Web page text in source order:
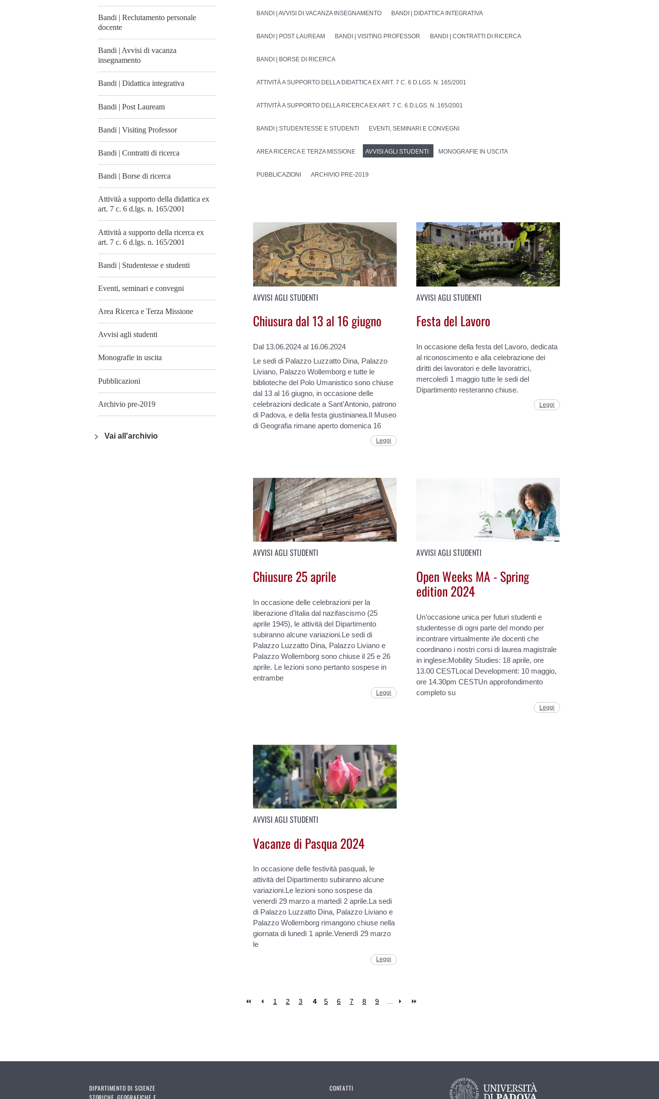
Bandi | Reclutamento personale
docente
Bandi | Avvisi di vacanza
insegnamento
Bandi | Didattica integrativa
Bandi | Post Lauream
Bandi | Visiting Professor
Bandi | Contratti di ricerca
Bandi | Borse di ricerca
Attività a supporto della didattica ex
art. 7 c. 6 d.lgs. n. 165/2001
Attività a supporto della ricerca ex
art. 7 c. 6 d.lgs. n. 165/2001
Bandi | Studentesse e studenti
Eventi, seminari e convegni
Area Ricerca e Terza Missione
Avvisi agli studenti
Monografie in uscita
Pubblicazioni
Archivio pre-2019
Vai all'archivio
BANDI | AVVISI DI VACANZA INSEGNAMENTO BANDI | DIDATTICA INTEGRATIVA
BANDI | POST LAUREAM BANDI | VISITING PROFESSOR BANDI | CONTRATTI DI RICERCA
BANDI | BORSE DI RICERCA
ATTIVITÀ A SUPPORTO DELLA DIDATTICA EX ART. 7 C. 6 D.LGS. N. 165/2001
ATTIVITÀ A SUPPORTO DELLA RICERCA EX ART. 7 C. 6 D.LGS. N. 165/2001
BANDI | STUDENTESSE E STUDENTI EVENTI, SEMINARI E CONVEGNI
AREA RICERCA E TERZA MISSIONE AVVISI AGLI STUDENTI MONOGRAFIE IN USCITA
PUBBLICAZIONI ARCHIVIO PRE-2019
AVVISI AGLI STUDENTI
Chiusura dal 13 al 16 giugno
Dal 13.06.2024 al 16.06.2024
Le sedi di Palazzo Luzzatto Dina, Palazzo
Liviano, Palazzo Wollemborg e tutte le
biblioteche del Polo Umanistico sono chiuse
dal 13 al 16 giugno, in occasione delle
celebrazioni dedicate a Sant’Antonio, patrono
di Padova, e della festa giustinianea.Il Museo
di Geografia rimane aperto domenica 16
Leggi
AVVISI AGLI STUDENTI
Festa del Lavoro
In occasione della festa del Lavoro, dedicata
al riconoscimento e alla celebrazione dei
diritti dei lavoratori e delle lavoratrici,
mercoledì 1 maggio tutte le sedi del
Dipartimento resteranno chiuse.
Leggi
AVVISI AGLI STUDENTI
Chiusure 25 aprile
In occasione delle celebrazioni per la
liberazione d'Italia dal nazifascismo (25
aprile 1945), le attività del Dipartimento
subiranno alcune variazioni.Le sedi di
Palazzo Luzzatto Dina, Palazzo Liviano e
Palazzo Wollemborg sono chiuse il 25 e 26
aprile. Le lezioni sono pertanto sospese in
entrambe
Leggi
AVVISI AGLI STUDENTI
Open Weeks MA - Spring
edition 2024
Un’occasione unica per futuri studenti e
studentesse di ogni parte del mondo per
incontrare virtualmente i/le docenti che
coordinano i nostri corsi di laurea magistrale
in inglese:Mobility Studies: 18 aprile, ore
13.00 CESTLocal Development: 10 maggio,
ore 14.30pm CESTUn approfondimento
completo su
Leggi
AVVISI AGLI STUDENTI
Vacanze di Pasqua 2024
In occasione delle festività pasquali, le
attività del Dipartimento subiranno alcune
variazioni.Le lezioni sono sospese da
venerdì 29 marzo a martedì 2 aprile.La sedi
di Palazzo Luzzatto Dina, Palazzo Liviano e
Palazzo Wollemborg rimangono chiuse nella
giornata di lunedì 1 aprile.Venerdì 29 marzo
le
Leggi
1 2 3 4 5 6 7 8 9
DIPARTIMENTO DI SCIENZE
CONTATTI